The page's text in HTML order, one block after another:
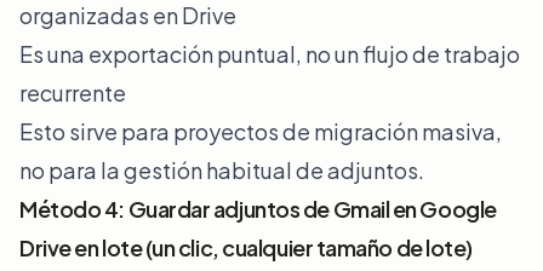
organizadas en Drive
Es una exportación puntual, no un flujo de trabajo
recurrente
Esto sirve para proyectos de migración masiva,
no para la gestión habitual de adjuntos.
Método 4: Guardar adjuntos de Gmail en Google
Drive en lote (un clic, cualquier tamaño de lote)